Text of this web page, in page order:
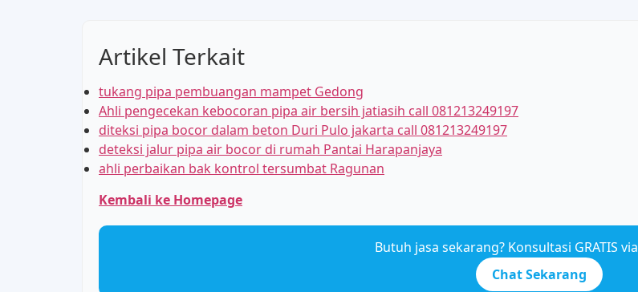
Artikel Terkait
tukang pipa pembuangan mampet Gedong
Ahli pengecekan kebocoran pipa air bersih jatiasih call 081213249197
diteksi pipa bocor dalam beton Duri Pulo jakarta call 081213249197
deteksi jalur pipa air bocor di rumah Pantai Harapanjaya
ahli perbaikan bak kontrol tersumbat Ragunan
Kembali ke Homepage
Butuh jasa sekarang? Konsultasi GRATIS
Chat Sekarang